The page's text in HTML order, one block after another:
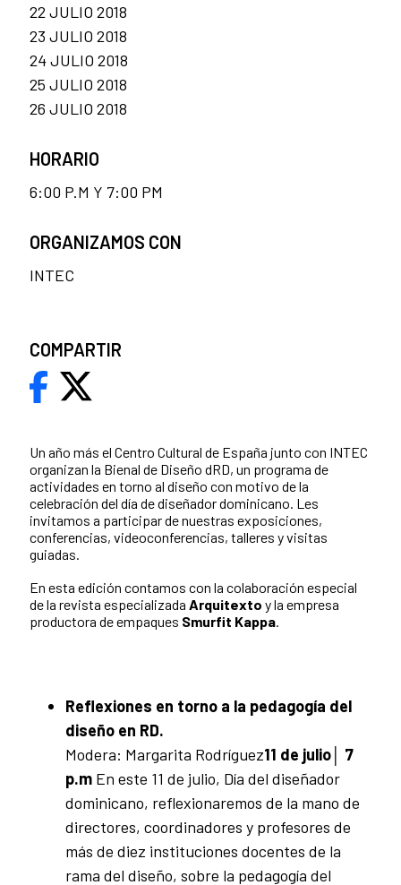
Un año más el Centro Cultural de España junto con INTEC
organizan la Bienal de Diseño dRD, un programa de
actividades en torno al diseño con motivo de la
celebración del día de diseñador dominicano. Les
invitamos a participar de nuestras exposiciones,
conferencias, videoconferencias, talleres y visitas
guiadas.
En esta edición contamos con la colaboración especial
de la revista especializada Arquitexto y la empresa
productora de empaques Smurfit Kappa
Reflexiones en torno a la pedagogía del
diseño en RD.
Modera: Margarita Rodríguez11 de julio│ 7
p.m En este 11 de julio, Día del diseñador
dominicano, reflexionaremos de la mano de
directores, coordinadores y profesores de
más de diez instituciones docentes de la
rama del diseño, sobre la pedagogía del
22 JULIO 2018
23 JULIO 2018
24 JULIO 2018
25 JULIO 2018
26 JULIO 2018
HORARIO
6:00 P.M Y 7:00 PM
ORGANIZAMOS CON
INTEC
COMPARTIR